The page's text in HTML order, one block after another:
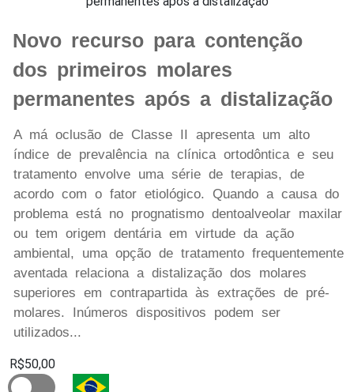
Novo recurso para contenção
dos primeiros molares
permanentes após a distalização
A má oclusão de Classe II apresenta um alto
índice de prevalência na clínica ortodôntica e seu
tratamento envolve uma série de terapias, de
acordo com o fator etiológico. Quando a causa do
problema está no prognatismo dentoalveolar maxilar
ou tem origem dentária em virtude da ação
ambiental, uma opção de tratamento frequentemente
aventada relaciona a distalização dos molares
superiores em contrapartida às extrações de pré-
molares. Inúmeros dispositivos podem ser
utilizados...
R$50,00